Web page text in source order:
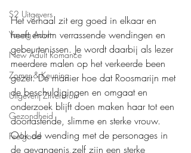
S2 Uitgevers
Young Adult
New Adult Romance
Zomer & Keuning
Uitgeverij Zilverbron
Gezondheid
Feelgood
Het verhaal zit erg goed in elkaar en
heeft enorm verrassende wendingen en
gebeurtenissen. Je wordt daarbij als lezer
meerdere malen op het verkeerde been
gezet. De manier hoe dat Roosmarijn met
de beschuldigingen en omgaat en
onderzoek blijft doen maken haar tot een
doortastende, slimme en sterke vrouw.
Ook de wending met de personages in
de gevangenis zelf zijn een sterke